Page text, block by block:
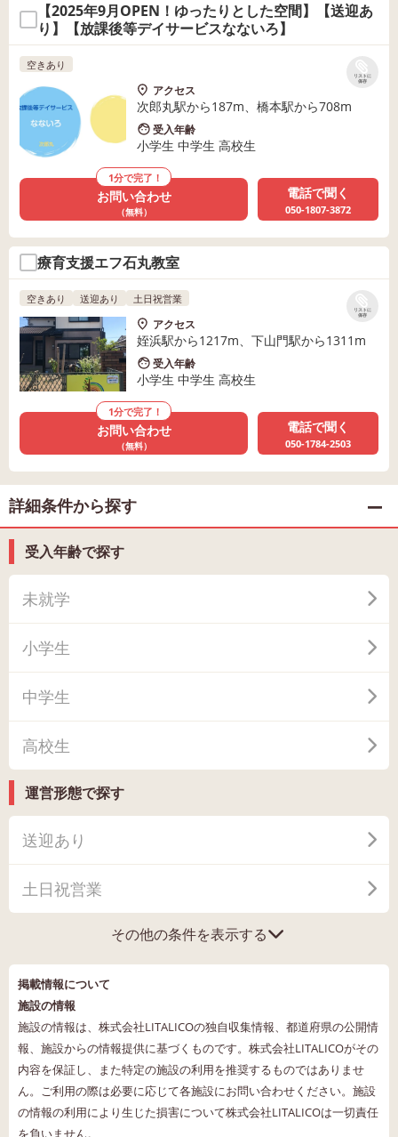
【2025年9月OPEN！ゆったりとした空間】【送迎あ
り】【放課後等デイサービスなないろ】
リストに
保存
空きあり
アクセス
次郎丸駅から187m、橋本駅から708m
受入年齢
小学生 中学生 高校生
1分で完了！
お問い合わせ
（無料）
電話で聞く
050-1807-3872
療育支援エフ石丸教室
リストに
保存
空きあり 送迎あり 土日祝営業
アクセス
姪浜駅から1217m、下山門駅から1311m
受入年齢
小学生 中学生 高校生
1分で完了！
お問い合わせ
（無料）
電話で聞く
050-1784-2503
詳細条件から探す
受入年齢で探す
未就学
小学生
中学生
高校生
運営形態で探す
送迎あり
土日祝営業
その他の条件を表示する
掲載情報について
施設の情報
施設の情報は、株式会社LITALICOの独自収集情報、都道府県の公開情
報、施設からの情報提供に基づくものです。株式会社LITALICOがその
内容を保証し、また特定の施設の利用を推奨するものではありませ
ん。ご利用の際は必要に応じて各施設にお問い合わせください。施設
の情報の利用により生じた損害について株式会社LITALICOは一切責任
を負いません。